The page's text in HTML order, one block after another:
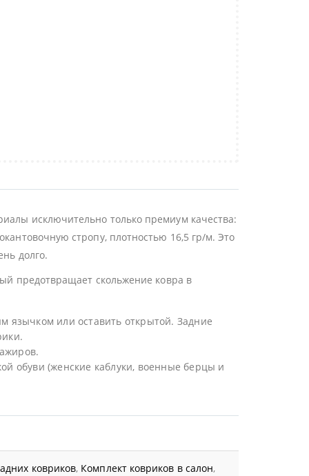
исключительно только премиум качества:
стропу, плотностью 16,5 гр/м. Это
долго.
предотвращает скольжение ковра в
язычком или оставить открытой. Задние
обуви (женские каблуки, военные берцы и
ковриков, Комплект ковриков в салон,